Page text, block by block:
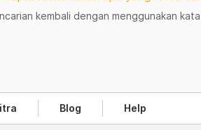
kembali dengan menggunakan
Blog Help